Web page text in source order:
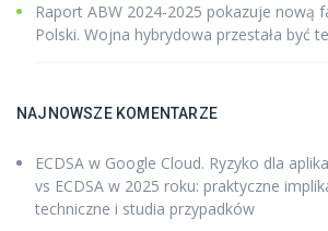
Raport ABW 2024-2025 pokazuje nową
Polski. Wojna hybrydowa przestała być
NAJNOWSZE KOMENTARZE
ECDSA w Google Cloud. Ryzyko dla
vs ECDSA w 2025 roku: praktyczne
techniczne i studia przypadków